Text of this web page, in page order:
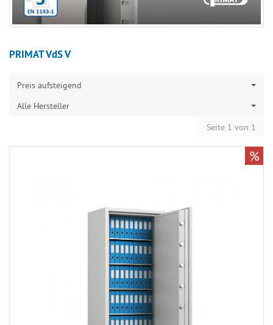
PRIMAT VdS V
Preis aufsteigend
Alle Hersteller
Seite 1 von 1
%